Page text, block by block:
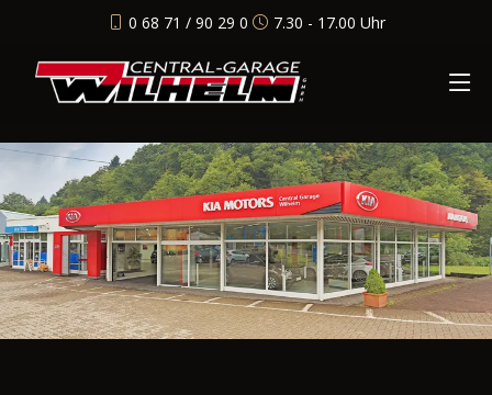
0 68 71 / 90 29 0 7.30 - 17.00 Uhr